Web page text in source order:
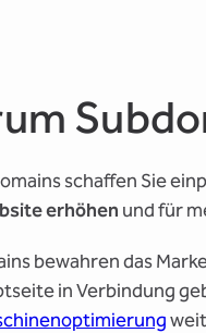
schaffen Sie
erhöhen und für
bewahren das
in Verbindung